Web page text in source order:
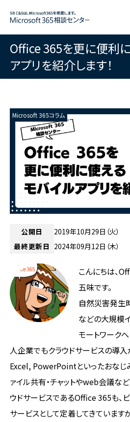
Office 365を更に便利
アプリを紹介します！
Microsoft 365コラム
公開日
2019年10月29日（火）
最終更新日 2024年09月12日（木）
こんにちは、
五味です。
自然災害発生
などの大規模
モートワーク
人企業でもクラウドサービスの導
Excel, PowerPointといったおなじ
ァイル共有・チャットやweb会議な
ウドサービスであるOffice 365も、
サービスとして定着してきています